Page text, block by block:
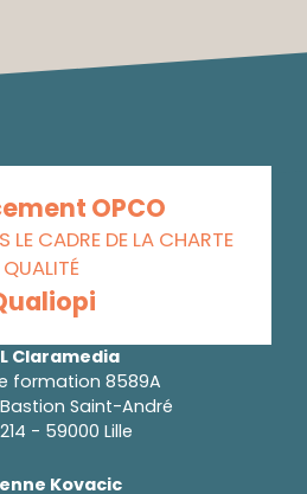
OPCO
LE CADRE DE LA CHARTE
QUALITÉ
Claramedia
formation 8589A
Saint-André
- 59000 Lille
Kovacic